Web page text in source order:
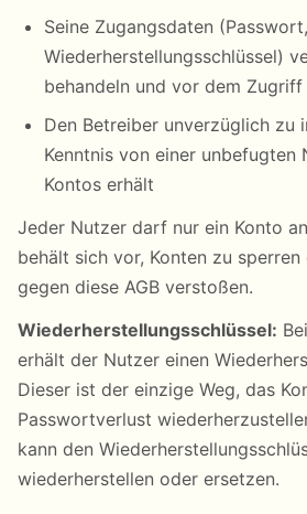
Seine Zugangsdaten (Passwort,
Wiederherstellungsschlüssel)
behandeln und vor dem
Den Betreiber unverzüglich zu
Kenntnis von einer unbefugten
Kontos erhält
Jeder Nutzer darf nur ein Konto
behält sich vor, Konten zu
gegen diese AGB verstoßen.
Wiederherstellungsschlüssel:
erhält der Nutzer einen
Dieser ist der einzige Weg, das
Passwortverlust
kann den
wiederherstellen oder ersetzen.